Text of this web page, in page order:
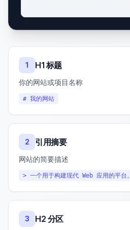
1 H1 标题
你的网站或项目名称
# 我的网站
2 引用摘要
网站的简要描述
> 一个用于构建现代 Web 应用的平台。
3 H2 分区